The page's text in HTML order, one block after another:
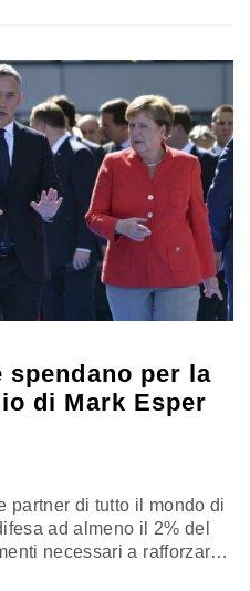
sul campo di
spendano per la
di Mark Esper
partner di tutto il mondo di
ad almeno il 2% del
necessari a rafforzare